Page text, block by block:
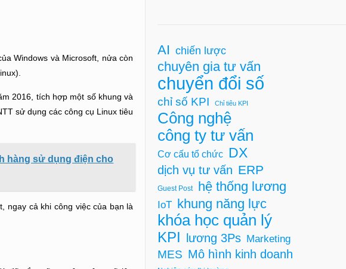
Windows và Microsoft, nửa còn
2016, tích hợp một số khung và
sử dụng các công cụ Linux tiêu
hàng sử dụng điện cho
ngay cả khi công việc của bạn là
AI chiến lược
chuyên gia tư vấn
chuyển đổi số
chỉ số KPI Chỉ tiêu KPI
Công nghệ
công ty tư vấn
Cơ cấu tổ chức DX
dịch vụ tư vấn ERP
Guest Post hệ thống lương
IoT khung năng lực
khóa học quản lý
KPI lương 3Ps Marketing
MES Mô hình kinh doanh